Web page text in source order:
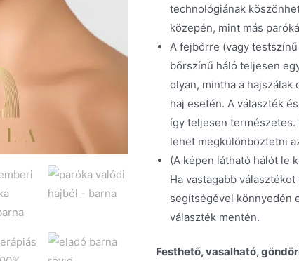
technológiának
közepén, mint más
A fejbőrre (vagy
bőrszínű háló teljesen
olyan, mintha a hajszálak
haj esetén. A választék
így teljesen természetes.
lehet megkülönböztetni
(A képen látható hálót le
Ha vastagabb
segítségével könnyedén
választék mentén.
Festhető, vasalható,